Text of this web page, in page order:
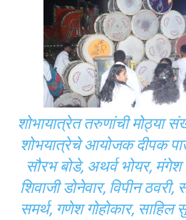
शोभायात्रेत तरुणांची मोठ्या
शोभयात्रेचे आयोजक दीपक
सौरभ बोडे, अथर्व भोयर,
शिवाजी डोनेवार, विपीन
समर्थ, गणेश गोहोकार, साहिल